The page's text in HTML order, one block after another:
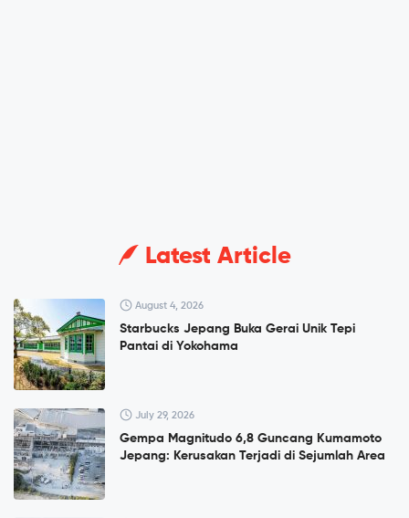
Latest Article
August 4, 2026
Starbucks Jepang Buka Gerai Unik Tepi
Pantai di Yokohama
July 29, 2026
Gempa Magnitudo 6,8 Guncang Kumamoto
Jepang: Kerusakan Terjadi di Sejumlah Area